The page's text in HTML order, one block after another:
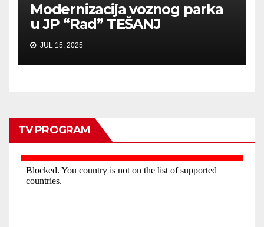
Modernizacija voznog parka
u JP “Rad” TEŠANJ
JUL 15, 2025
TV PROGRAM